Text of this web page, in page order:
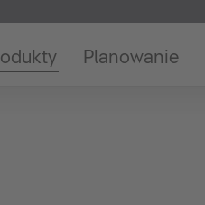
Planowanie